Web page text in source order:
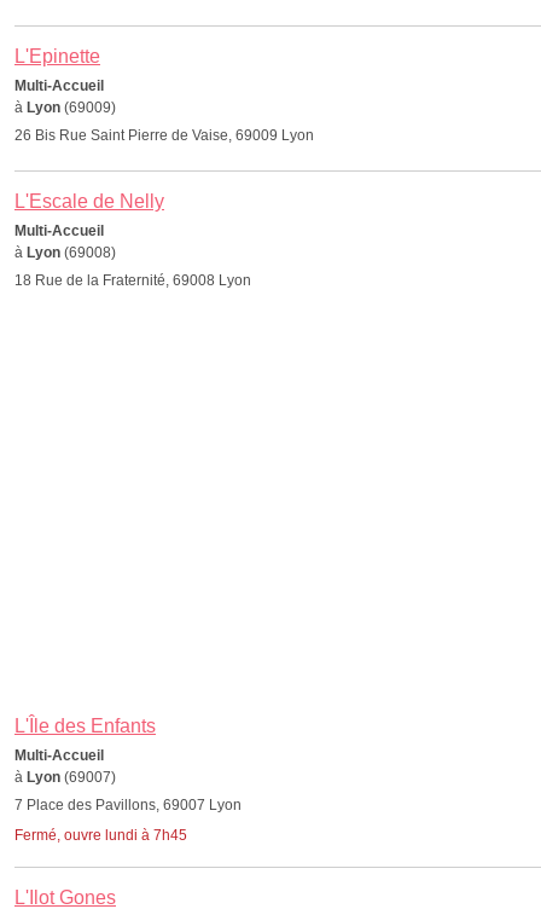
L'Epinette
Multi-Accueil
à Lyon (69009)
26 Bis Rue Saint Pierre de Vaise, 69009 Lyon
L'Escale de Nelly
Multi-Accueil
à Lyon (69008)
18 Rue de la Fraternité, 69008 Lyon
L'Île des Enfants
Multi-Accueil
à Lyon (69007)
7 Place des Pavillons, 69007 Lyon
Fermé, ouvre lundi à 7h45
L'Ilot Gones